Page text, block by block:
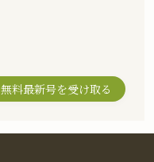
無料最新号を受け取る